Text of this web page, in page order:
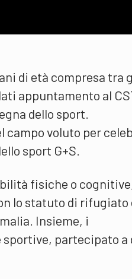
di età compresa tra
appuntamento al
dello sport.
campo voluto per
sport G+S.
fisiche o
lo statuto di rifugiato
Insieme, i
partecipato a